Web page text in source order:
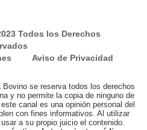
Todos los Derechos
Aviso de Privacidad
se reserva todos los derechos
y no permite la copia de ninguno de
canal es una opinión personal del
con fines informativos. Al utilizar
a su propio juicio el contenido.